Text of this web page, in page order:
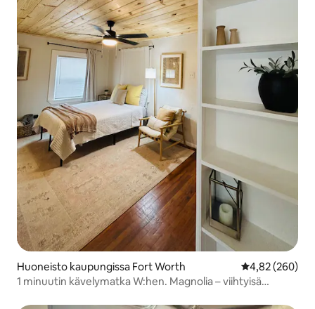
Huoneisto kaupungissa Fort Worth
4,82 (260)
1 minuutin kävelymatka W:hen. Magnolia – viihtyisä